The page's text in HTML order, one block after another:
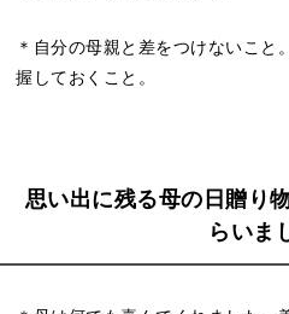
＊自分の母親と差をつけないこと
握しておくこと。
思い出に残る母の日贈り
らいま